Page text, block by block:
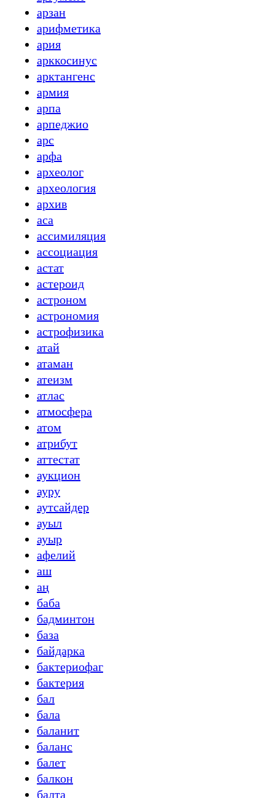
арзан
арифметика
ария
арккосинус
арктангенс
армия
арпа
арпеджио
арс
арфа
археолог
археология
архив
аса
ассимиляция
ассоциация
астат
астероид
астроном
астрономия
астрофизика
атай
атаман
атеизм
атлас
атмосфера
атом
атрибут
аттестат
аукцион
ауру
аутсайдер
ауыл
ауыр
афелий
аш
аң
баба
бадминтон
база
байдарка
бактериофаг
бактерия
бал
бала
баланит
баланс
балет
балкон
балта